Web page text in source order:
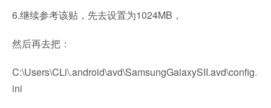
6.继续参考该贴，先去设置为1024MB，
然后再去把：
C:\Users\CLi\.android\avd\SamsungGalaxySII.avd\config.
ini